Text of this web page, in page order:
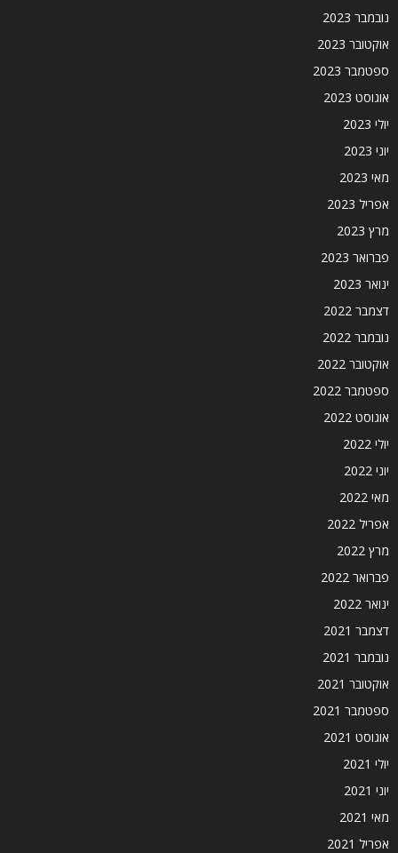
נובמבר 2023
אוקטובר 2023
ספטמבר 2023
אוגוסט 2023
יולי 2023
יוני 2023
מאי 2023
אפריל 2023
מרץ 2023
פברואר 2023
ינואר 2023
דצמבר 2022
נובמבר 2022
אוקטובר 2022
ספטמבר 2022
אוגוסט 2022
יולי 2022
יוני 2022
מאי 2022
אפריל 2022
מרץ 2022
פברואר 2022
ינואר 2022
דצמבר 2021
נובמבר 2021
אוקטובר 2021
ספטמבר 2021
אוגוסט 2021
יולי 2021
יוני 2021
מאי 2021
אפריל 2021